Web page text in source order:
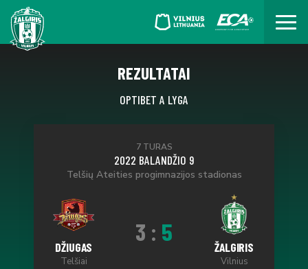
REZULTATAI
OPTIBET A LYGA
7 TURAS
2022 BALANDŽIO 9
Telšių Ateities progimnazijos stadionas
DŽIUGAS
Telšiai
3 : 5
ŽALGIRIS
Vilnius